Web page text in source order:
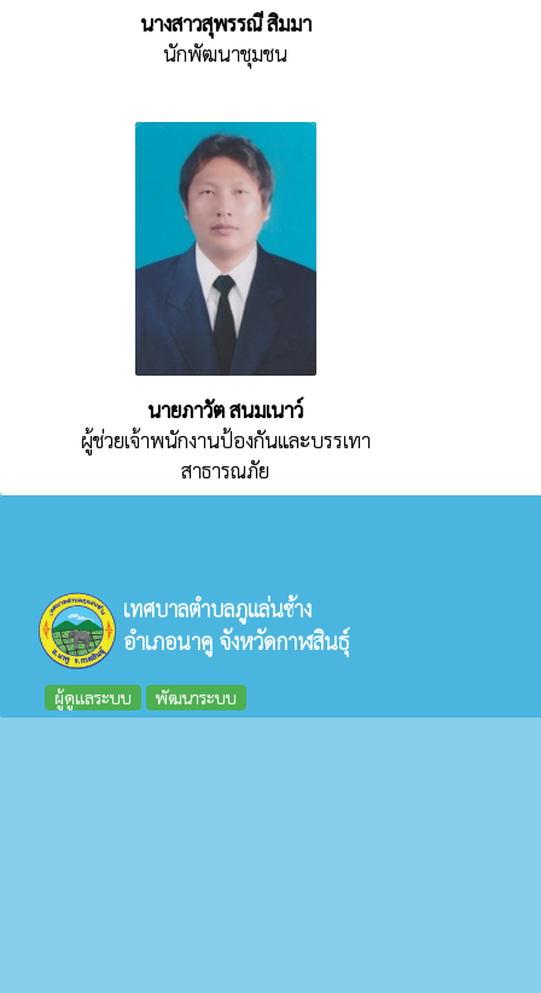
นางสาวสุพรรณี สิมมา
นักพัฒนาชุมชน
นายภาวัต สนมเนาว์
ผู้ช่วยเจ้าพนักงานป้องกันและบรรเทา
สาธารณภัย
เทศบาลตำบลภูแล่นช้าง
อำเภอนาคู จังหวัดกาฬสินธุ์
ผู้ดูแลระบบ พัฒนาระบบ